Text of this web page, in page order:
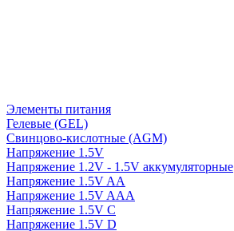
Элементы питания
Гелевые (GEL)
Свинцово-кислотные (AGM)
Напряжение 1.5V
Напряжение 1.2V - 1.5V аккумуляторные
Напряжение 1.5V AA
Напряжение 1.5V AAA
Напряжение 1.5V C
Напряжение 1.5V D